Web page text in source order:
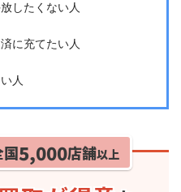
したくない人
に充てたい人
人